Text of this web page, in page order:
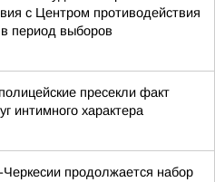
с Центром противодействия
период выборов
пресекли факт
интимного характера
продолжается набор